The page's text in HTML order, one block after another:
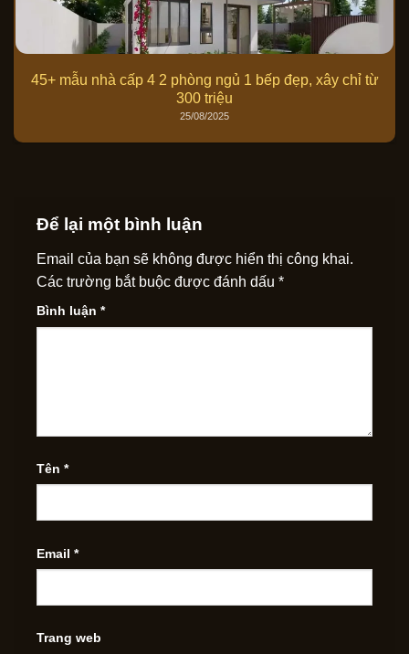
45+ mẫu nhà cấp 4 2 phòng ngủ 1 bếp đẹp, xây chỉ từ
300 triệu
25/08/2025
Để lại một bình luận
Email của bạn sẽ không được hiển thị công khai.
Các trường bắt buộc được đánh dấu *
Bình luận *
Tên *
Email *
Trang web